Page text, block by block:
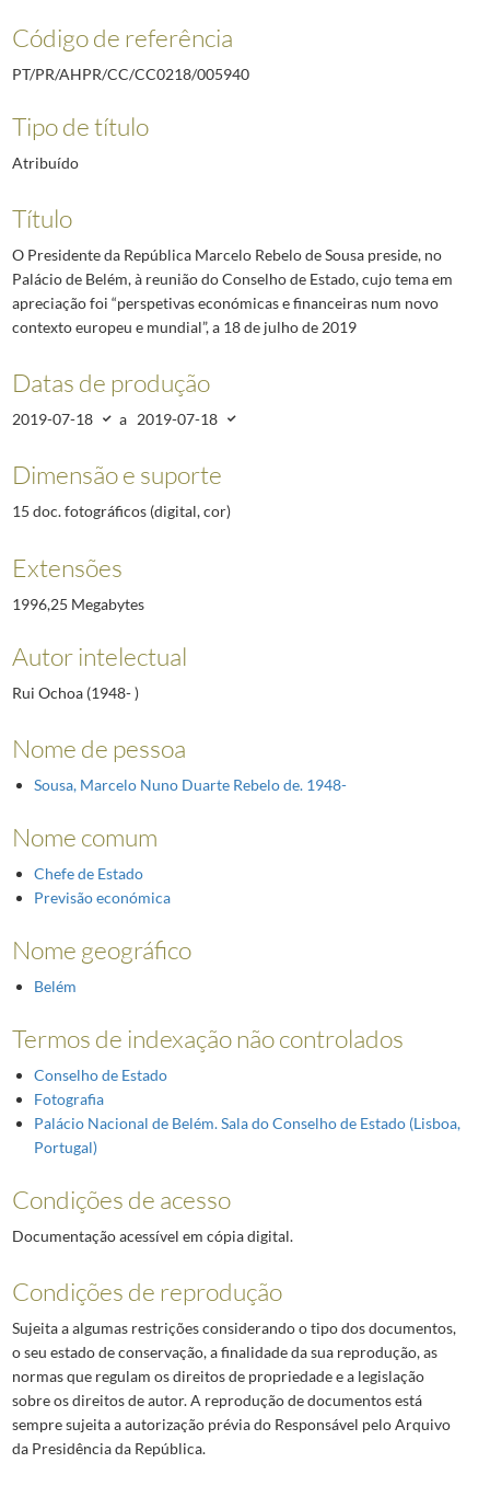
Código de referência
PT/PR/AHPR/CC/CC0218/005940
Tipo de título
Atribuído
Título
O Presidente da República Marcelo Rebelo de Sousa preside, no
Palácio de Belém, à reunião do Conselho de Estado, cujo tema em
apreciação foi “perspetivas económicas e financeiras num novo
contexto europeu e mundial”, a 18 de julho de 2019
Datas de produção
2019-07-18 a 2019-07-18
Dimensão e suporte
15 doc. fotográficos (digital, cor)
Extensões
1996,25 Megabytes
Autor intelectual
Rui Ochoa (1948- )
Nome de pessoa
Sousa, Marcelo Nuno Duarte Rebelo de. 1948-
Nome comum
Chefe de Estado
Previsão económica
Nome geográfico
Belém
Termos de indexação não controlados
Conselho de Estado
Fotografia
Palácio Nacional de Belém. Sala do Conselho de Estado (Lisboa,
Portugal)
Condições de acesso
Documentação acessível em cópia digital.
Condições de reprodução
Sujeita a algumas restrições considerando o tipo dos documentos,
o seu estado de conservação, a finalidade da sua reprodução, as
normas que regulam os direitos de propriedade e a legislação
sobre os direitos de autor. A reprodução de documentos está
sempre sujeita a autorização prévia do Responsável pelo Arquivo
da Presidência da República.